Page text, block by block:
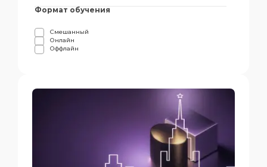
Формат обучения
Смешанный
Онлайн
Оффлайн